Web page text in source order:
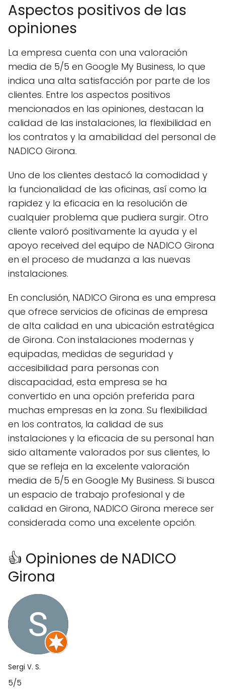
Aspectos positivos de las
opiniones
La empresa cuenta con una valoración
media de 5/5 en Google My Business, lo que
indica una alta satisfacción por parte de los
clientes. Entre los aspectos positivos
mencionados en las opiniones, destacan la
calidad de las instalaciones, la flexibilidad en
los contratos y la amabilidad del personal de
NADICO Girona.
Uno de los clientes destacó la comodidad y
la funcionalidad de las oficinas, así como la
rapidez y la eficacia en la resolución de
cualquier problema que pudiera surgir. Otro
cliente valoró positivamente la ayuda y el
apoyo received del equipo de NADICO Girona
en el proceso de mudanza a las nuevas
instalaciones.
En conclusión, NADICO Girona es una empresa
que ofrece servicios de oficinas de empresa
de alta calidad en una ubicación estratégica
de Girona. Con instalaciones modernas y
equipadas, medidas de seguridad y
accesibilidad para personas con
discapacidad, esta empresa se ha
convertido en una opción preferida para
muchas empresas en la zona. Su flexibilidad
en los contratos, la calidad de sus
instalaciones y la eficacia de su personal han
sido altamente valorados por sus clientes, lo
que se refleja en la excelente valoración
media de 5/5 en Google My Business. Si busca
un espacio de trabajo profesional y de
calidad en Girona, NADICO Girona merece ser
considerada como una excelente opción.
👍 Opiniones de NADICO
Girona
Sergi V. S.
5/5